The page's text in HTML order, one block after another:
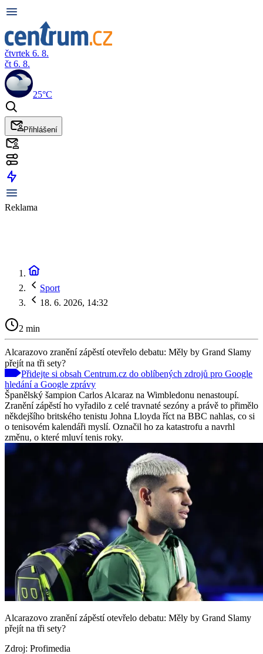
čtvrtek 6. 8.
čt 6. 8.
25°C
Přihlášení
Reklama
Sport
18. 6. 2026, 14:32
2 min
Alcarazovo zranění zápěstí otevřelo debatu: Měly by Grand Slamy
přejít na tři sety?
Přidejte si obsah Centrum.cz do oblíbených zdrojů pro Google
hledání a Google zprávy
Španělský šampion Carlos Alcaraz na Wimbledonu nenastoupí.
Zranění zápěstí ho vyřadilo z celé travnaté sezóny a právě to přimělo
někdejšího britského tenistu Johna Lloyda říct na BBC nahlas, co si
o tenisovém kalendáři myslí. Označil ho za katastrofu a navrhl
změnu, o které mluví tenis roky.
Alcarazovo zranění zápěstí otevřelo debatu: Měly by Grand Slamy
přejít na tři sety?
Zdroj: Profimedia